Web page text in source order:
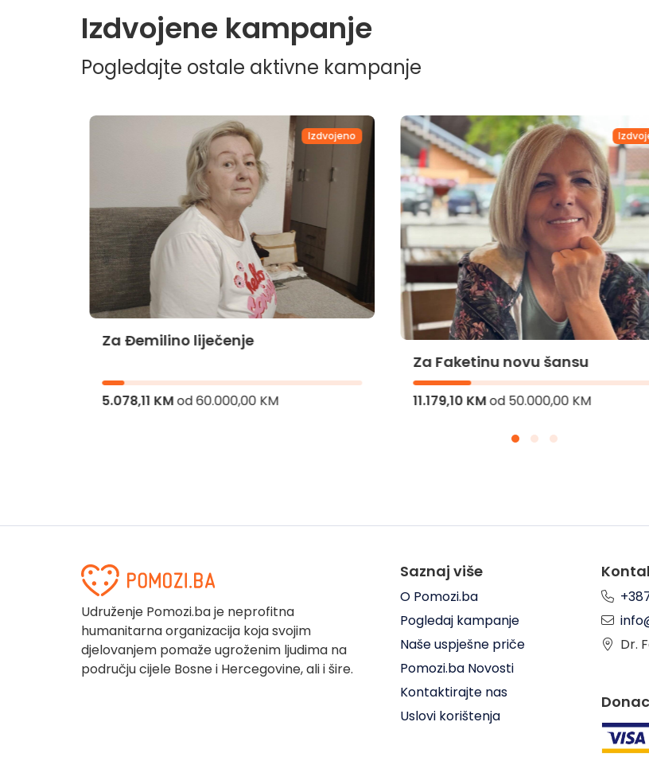
Izdvojene kampanje
Pogledajte ostale aktivne kampanje
Izdvojeno
Za Đemilino liječenje
5.078,11 KMod60.000,00 KM
Za Faketinu novu šansu
11.179,10 KMod50.000,00 KM
Udruženje Pomozi.ba je neprofitna
humanitarna organizacija koja svojim
djelovanjem pomaže ugroženim ljudima na
području cijele Bosne i Hercegovine, ali i šire.
Saznaj više
O Pomozi.ba
Pogledaj kampanje
Naše uspješne priče
Pomozi.ba Novosti
Kontaktirajte nas
Uslovi korištenja
Dr.